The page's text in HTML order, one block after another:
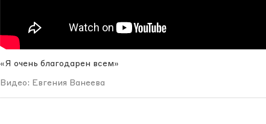
«Я очень благодарен всем»
Видео: Евгения Ванеева